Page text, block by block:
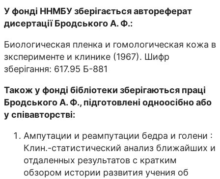
У фонді ННМБУ зберігається автореферат
дисертації Бродського А. Ф.:
Биологическая пленка и гомологическая кожа в
зксперименте и клинике (1967). Шифр
зберігання: 617.95 Б-881
Також у фонді бібліотеки зберігаються праці
Бродського А. Ф., підготовлені одноосібно або
у співавторстві:
Ампутации и реампутации бедра и голени :
Клин.-статистический анализ ближайших и
отдаленных результатов с кратким
обзором истории развития учения об